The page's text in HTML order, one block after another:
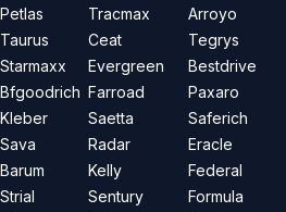
Petlas
Taurus
Starmaxx
Bfgoodrich
Kleber
Sava
Barum
Strial
Tracmax
Ceat
Evergreen
Farroad
Saetta
Radar
Kelly
Sentury
Arroyo
Tegrys
Bestdrive
Paxaro
Saferich
Eracle
Federal
Formula